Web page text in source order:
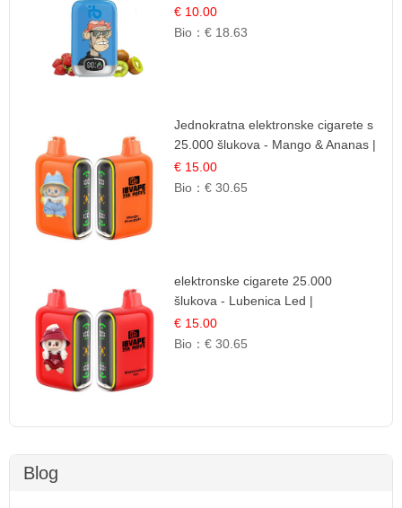
Sočna Voćna Kombinacija
€ 10.00
Bio：€ 18.63
Jednokratna elektronske cigarete s
25.000 šlukova - Mango & Ananas |
Egzotična Voćna Mješavina
€ 15.00
Bio：€ 30.65
elektronske cigarete 25.000
šlukova - Lubenica Led |
Osježavajući Ljetni Okus
€ 15.00
Bio：€ 30.65
Blog